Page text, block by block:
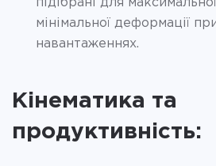
підібрані для
мінімальної деформації
навантаженнях.
Кінематика та
продуктивність: